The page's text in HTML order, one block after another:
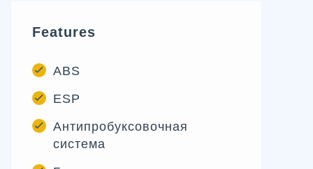
Features
ABS
ESP
Антипробуксовочная
система